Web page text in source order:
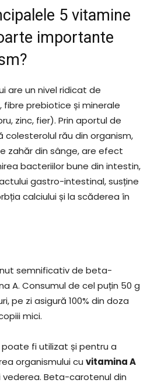
5 vitamine
importante
are un nivel ridicat de
fibre prebiotice și minerale
zinc, fier). Prin aportul de
colesterolul rău din organism,
zahăr din sânge, are efect
bacteriilor bune din intestin,
gastro-intestinal, susține
calciului și la scăderea în
semnificativ de beta-
A. Consumul de cel puțin 50 g
pe zi asigură 100% din doza
mici.
fi utilizat și pentru a
organismului cu vitamina A
Beta-carotenul din